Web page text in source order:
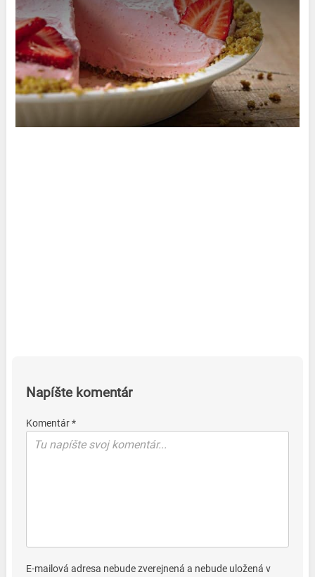
Napíšte komentár
Komentár *
E-mailová adresa nebude zverejnená a nebude uložená v